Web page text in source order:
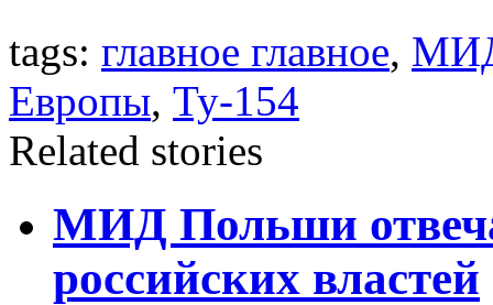
tags: главное главное,
Европы, Ту-154
Related stories
МИД Польши
российских властей